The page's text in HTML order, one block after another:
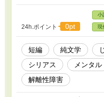
24h.ポイント 0pt
小
現
短編 純文学
シリアス
メンタル
解離性障害